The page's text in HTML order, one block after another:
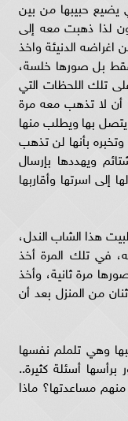
يضيع حبيبها من بين
لذا ذهبت معه إلى
الدنيئة واخذ
بل صورها خلسة،
تلك اللحظات التي
لا تذهب معه مرة
بها ويطلب منها
بأنها لن تذهب
ويهددها بإرسال
اسرتها وأقاربها
هذا الشاب الندل،
في تلك المرة أخذ
مرة ثانية، وأخذ
من المنزل بعد أن
وهي تلملم نفسها
أسئلة كثيرة..
مساعدتها؟ ماذا